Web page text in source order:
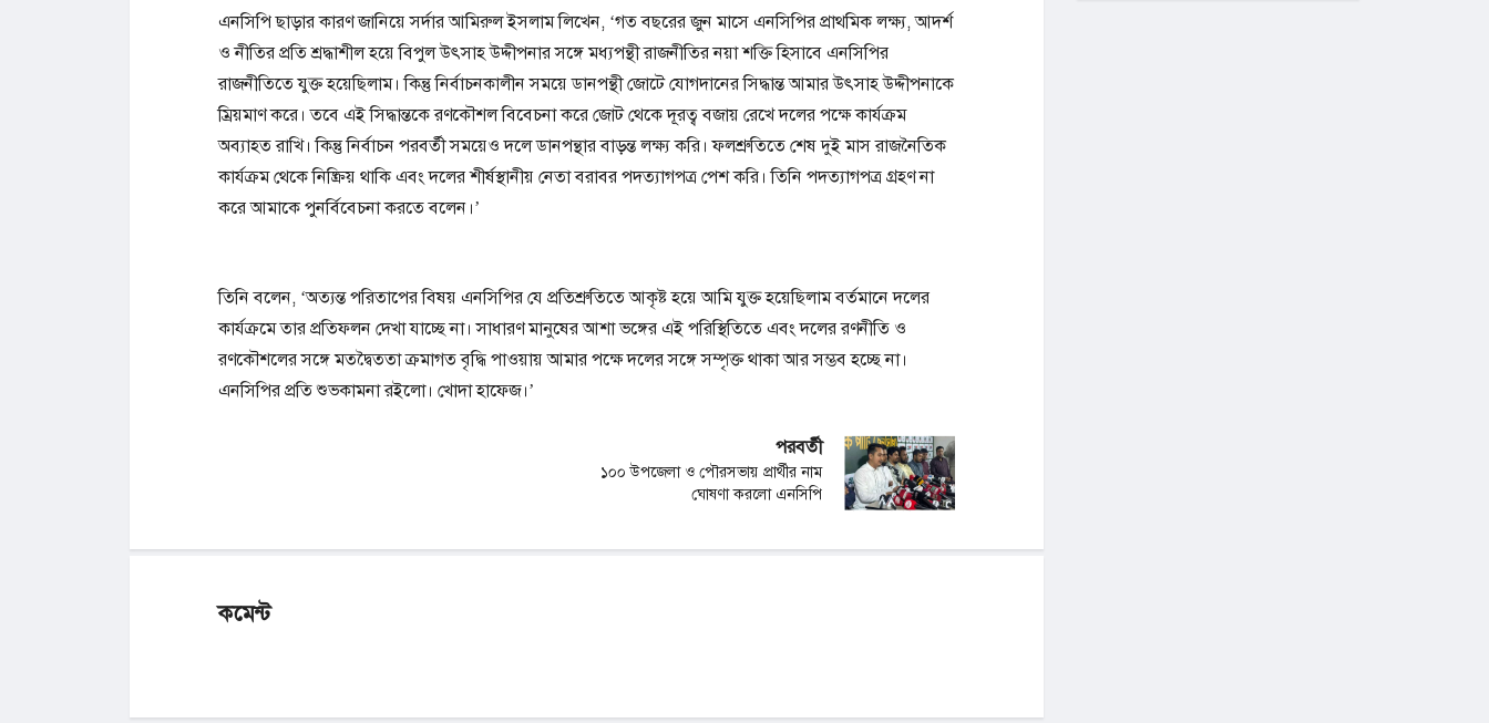
এনসিপি ছাড়ার কারণ জানিয়ে সর্দার আমিরুল ইসলাম লিখেন, ‘গত বছরের জুন মাসে এনসিপির প্রাথমিক লক্ষ্য, আদর্শ
ও নীতির প্রতি শ্রদ্ধাশীল হয়ে বিপুল উৎসাহ উদ্দীপনার সঙ্গে মধ্যপন্থী রাজনীতির নয়া শক্তি হিসাবে এনসিপির
রাজনীতিতে যুক্ত হয়েছিলাম। কিন্তু নির্বাচনকালীন সময়ে ডানপন্থী জোটে যোগদানের সিদ্ধান্ত আমার উৎসাহ উদ্দীপনাকে
ম্রিয়মাণ করে। তবে এই সিদ্ধান্তকে রণকৌশল বিবেচনা করে জোট থেকে দূরত্ব বজায় রেখে দলের পক্ষে কার্যক্রম
অব‍্যাহত রাখি। কিন্তু নির্বাচন পরবর্তী সময়েও দলে ডানপন্থার বাড়ন্ত লক্ষ্য করি। ফলশ্রুতিতে শেষ দুই মাস রাজনৈতিক
কার্যক্রম থেকে নিষ্ক্রিয় থাকি এবং দলের শীর্ষস্থানীয় নেতা বরাবর পদত্যাগপত্র পেশ করি। তিনি পদত্যাগপত্র গ্রহণ না
করে আমাকে পুনর্বিবেচনা করতে বলেন।’
তিনি বলেন, ‘অত্যন্ত পরিতাপের বিষয় এনসিপির যে প্রতিশ্রুতিতে আকৃষ্ট হয়ে আমি যুক্ত হয়েছিলাম বর্তমানে দলের
কার্যক্রমে তার প্রতিফলন দেখা যাচ্ছে না। সাধারণ মানুষের আশা ভঙ্গের এই পরিস্থিতিতে এবং দলের রণনীতি ও
রণকৌশলের সঙ্গে মতদ্বৈততা ক্রমাগত বৃদ্ধি পাওয়ায় আমার পক্ষে দলের সঙ্গে সম্পৃক্ত থাকা আর সম্ভব হচ্ছে না।
এনসিপির প্রতি শুভকামনা রইলো। খোদা হাফেজ।’
পরবর্তী
১০০ উপজেলা ও পৌরসভায় প্রার্থীর নাম
ঘোষণা করলো এনসিপি
কমেন্ট